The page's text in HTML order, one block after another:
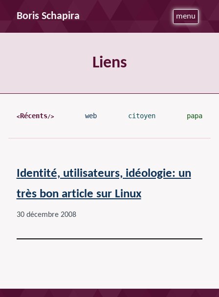
Boris Schapira menu
Liens
Identité, utilisateurs, idéologie: un
très bon article sur Linux
30 décembre 2008
Récents web citoyen papa